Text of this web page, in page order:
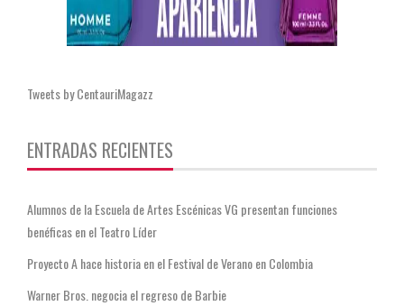
Tweets by CentauriMagazz
ENTRADAS RECIENTES
Alumnos de la Escuela de Artes Escénicas VG presentan funciones
benéficas en el Teatro Líder
Proyecto A hace historia en el Festival de Verano en Colombia
Warner Bros. negocia el regreso de Barbie